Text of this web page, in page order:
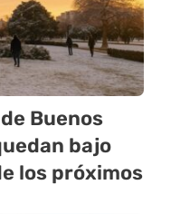
Buenos
bajo
los próximos